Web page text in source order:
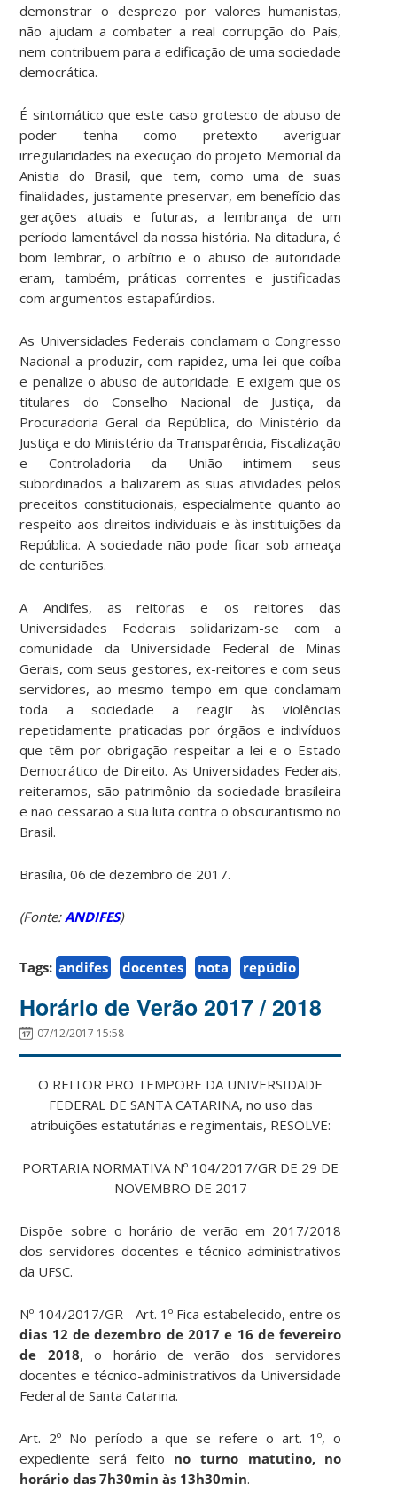
demonstrar o desprezo por valores humanistas,
não ajudam a combater a real corrupção do País,
nem contribuem para a edificação de uma sociedade
democrática.
É sintomático que este caso grotesco de abuso de
poder tenha como pretexto averiguar
irregularidades na execução do projeto Memorial da
Anistia do Brasil, que tem, como uma de suas
finalidades, justamente preservar, em benefício das
gerações atuais e futuras, a lembrança de um
período lamentável da nossa história. Na ditadura, é
bom lembrar, o arbítrio e o abuso de autoridade
eram, também, práticas correntes e justificadas
com argumentos estapafúrdios.
As Universidades Federais conclamam o Congresso
Nacional a produzir, com rapidez, uma lei que coíba
e penalize o abuso de autoridade. E exigem que os
titulares do Conselho Nacional de Justiça, da
Procuradoria Geral da República, do Ministério da
Justiça e do Ministério da Transparência, Fiscalização
e Controladoria da União intimem seus
subordinados a balizarem as suas atividades pelos
preceitos constitucionais, especialmente quanto ao
respeito aos direitos individuais e às instituições da
República. A sociedade não pode ficar sob ameaça
de centuriões.
A Andifes, as reitoras e os reitores das
Universidades Federais solidarizam-se com a
comunidade da Universidade Federal de Minas
Gerais, com seus gestores, ex-reitores e com seus
servidores, ao mesmo tempo em que conclamam
toda a sociedade a reagir às violências
repetidamente praticadas por órgãos e indivíduos
que têm por obrigação respeitar a lei e o Estado
Democrático de Direito. As Universidades Federais,
reiteramos, são patrimônio da sociedade brasileira
e não cessarão a sua luta contra o obscurantismo no
Brasil.
Brasília, 06 de dezembro de 2017.
(Fonte:ANDIFES)
Tags: andifes docentes nota repúdio
Horário de Verão 2017 / 2018
07/12/2017 15:58
O REITOR PRO TEMPORE DA UNIVERSIDADE
FEDERAL DE SANTA CATARINA, no uso das
atribuições estatutárias e regimentais, RESOLVE:
PORTARIA NORMATIVA Nº 104/2017/GR DE 29 DE
NOVEMBRO DE 2017
Dispõe sobre o horário de verão em 2017/2018
dos servidores docentes e técnico-administrativos
da UFSC.
Nº 104/2017/GR - Art. 1º Fica estabelecido, entre os
dias 12 de dezembro de 2017 e 16 de fevereiro
de 2018, o horário de verão dos servidores
docentes e técnico-administrativos da Universidade
Federal de Santa Catarina.
Art. 2º No período a que se refere o art. 1º, o
expediente será feito no turno matutino, no
horário das 7h30min às 13h30min.